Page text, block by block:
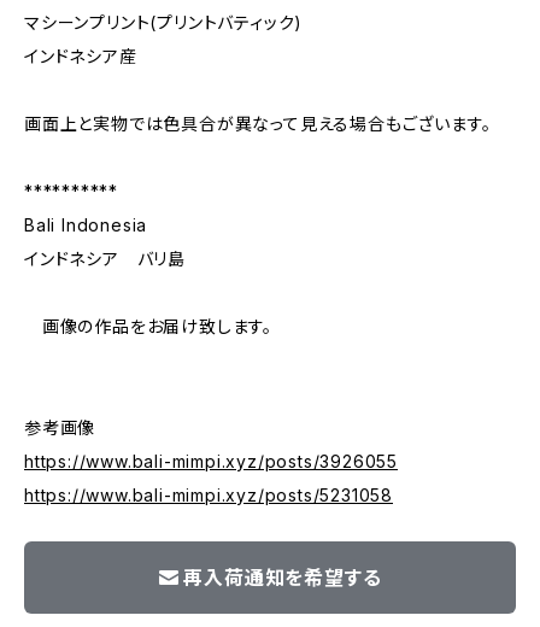
マシーンプリント(プリントバティック)
インドネシア産
画面上と実物では色具合が異なって見える場合もございます。
**********
Bali Indonesia
インドネシア バリ島
画像の作品をお届け致します。
参考画像
https://www.bali-mimpi.xyz/posts/3926055
https://www.bali-mimpi.xyz/posts/5231058
再入荷通知を希望する